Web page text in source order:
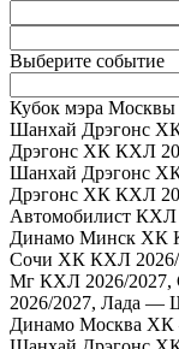
Выберите событие
Кубок мэра
Шанхай Дрэгонс
Дрэгонс ХК КХЛ
Шанхай Дрэгонс
Дрэгонс ХК КХЛ
Автомобилист КХЛ
Динамо Минск ХК
Сочи ХК КХЛ
Мг КХЛ 2026/2027,
2026/2027, Лада —
Динамо Москва